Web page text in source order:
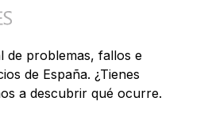
de problemas, fallos e
de España. ¿Tienes
a descubrir qué ocurre.